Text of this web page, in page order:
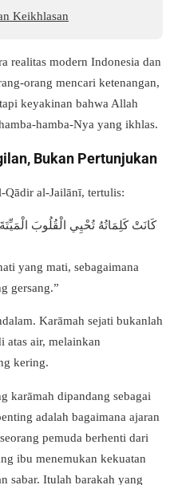
Keikhlasan
realitas modern Indonesia dan
orang mencari ketenangan,
keyakinan bahwa Allah
hamba-Nya yang ikhlas.
Bukan Pertunjukan
Qādir al-Jailānī, tertulis:
yang mati, sebagaimana
gersang.”
Karāmah sejati bukanlah
atas air, melainkan
kering.
karāmah dipandang sebagai
adalah bagaimana ajaran
pemuda berhenti dari
ibu menemukan kekuatan
sabar. Itulah barakah yang